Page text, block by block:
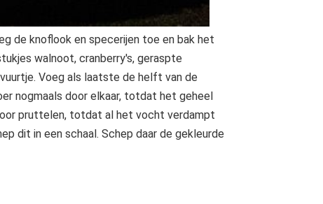
de knoflook en specerijen toe en bak het
walnoot, cranberry's, geraspte
Voeg als laatste de helft van de
nogmaals door elkaar, totdat het geheel
pruttelen, totdat al het vocht verdampt
dit in een schaal. Schep daar de gekleurde